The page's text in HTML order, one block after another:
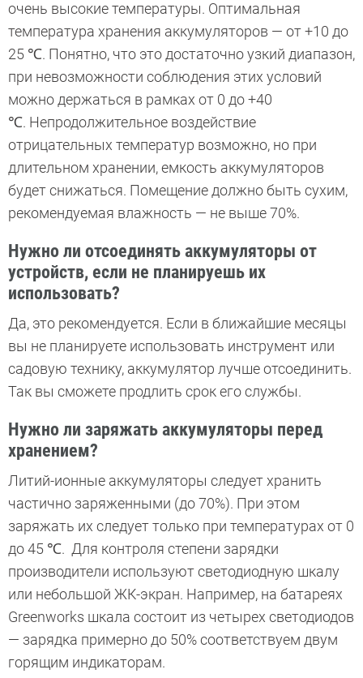
очень высокие температуры. Оптимальная
температура хранения аккумуляторов — от +10 до
25 ℃. Понятно, что это достаточно узкий диапазон,
при невозможности соблюдения этих условий
можно держаться в рамках от 0 до +40
℃. Непродолжительное воздействие
отрицательных температур возможно, но при
длительном хранении, емкость аккумуляторов
будет снижаться. Помещение должно быть сухим,
рекомендуемая влажность — не выше 70%.
Нужно ли отсоединять аккумуляторы от
устройств, если не планируешь их
использовать?
Да, это рекомендуется. Если в ближайшие месяцы
вы не планируете использовать инструмент или
садовую технику, аккумулятор лучше отсоединить.
Так вы сможете продлить срок его службы.
Нужно ли заряжать аккумуляторы перед
хранением?
Литий-ионные аккумуляторы следует хранить
частично заряженными (до 70%). При этом
заряжать их следует только при температурах от 0
до 45 ℃. Для контроля степени зарядки
производители используют светодиодную шкалу
или небольшой ЖК-экран. Например, на батареях
Greenworks шкала состоит из четырех светодиодов
— зарядка примерно до 50% соответствуем двум
горящим индикаторам.